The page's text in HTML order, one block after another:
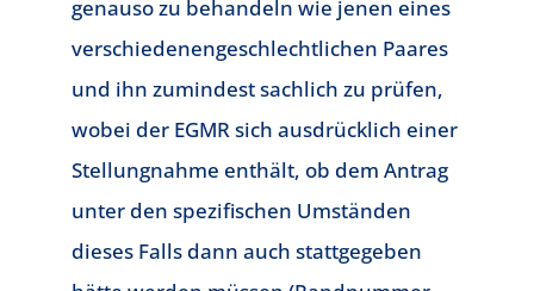
genauso zu behandeln wie jenen eines
verschiedenengeschlechtlichen Paares
und ihn zumindest sachlich zu prüfen,
wobei der EGMR sich ausdrücklich einer
Stellungnahme enthält, ob dem Antrag
unter den spezifischen Umständen
dieses Falls dann auch stattgegeben